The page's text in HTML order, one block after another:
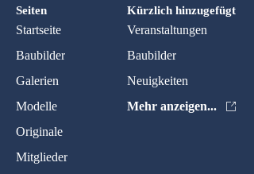
Seiten Kürzlich hinzugefügt
Startseite
Veranstaltungen
Baubilder
Baubilder
Galerien
Neuigkeiten
Modelle
Mehr anzeigen...
Originale
Mitglieder